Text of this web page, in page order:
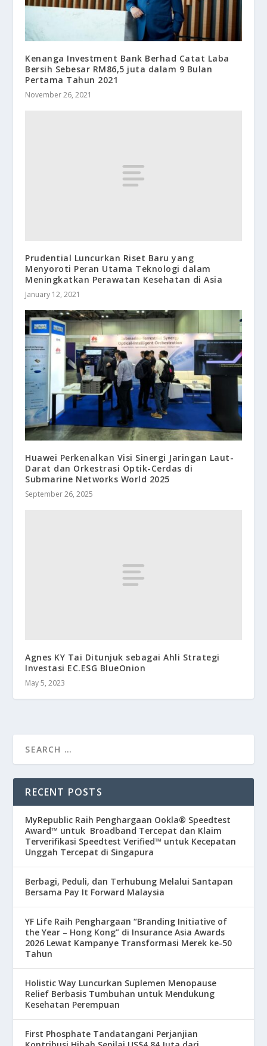
Kenanga Investment Bank Berhad Catat Laba
Bersih Sebesar RM86,5 juta dalam 9 Bulan
Pertama Tahun 2021
November 26, 2021
Prudential Luncurkan Riset Baru yang
Menyoroti Peran Utama Teknologi dalam
Meningkatkan Perawatan Kesehatan di Asia
January 12, 2021
Huawei Perkenalkan Visi Sinergi Jaringan Laut-
Darat dan Orkestrasi Optik-Cerdas di
Submarine Networks World 2025
September 26, 2025
Agnes KY Tai Ditunjuk sebagai Ahli Strategi
Investasi EC.ESG BlueOnion
May 5, 2023
RECENT POSTS
MyRepublic Raih Penghargaan Ookla® Speedtest
Award™ untuk Broadband Tercepat dan Klaim
Terverifikasi Speedtest Verified™ untuk Kecepatan
Unggah Tercepat di Singapura
Berbagi, Peduli, dan Terhubung Melalui Santapan
Bersama Pay It Forward Malaysia
YF Life Raih Penghargaan “Branding Initiative of
the Year – Hong Kong” di Insurance Asia Awards
2026 Lewat Kampanye Transformasi Merek ke-50
Tahun
Holistic Way Luncurkan Suplemen Menopause
Relief Berbasis Tumbuhan untuk Mendukung
Kesehatan Perempuan
First Phosphate Tandatangani Perjanjian